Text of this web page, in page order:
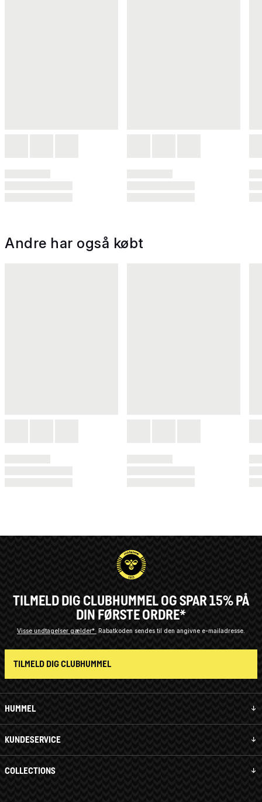
Andre har også købt
HUMMEL
KUNDESERVICE
COLLECTIONS
TILMELD DIG CLUBHUMMEL OG SPAR 15% PÅ
DIN FØRSTE ORDRE*
Visse undtagelser gælder* Rabatkoden sendes til den angivne e-mailadresse.
TILMELD DIG CLUBHUMMEL